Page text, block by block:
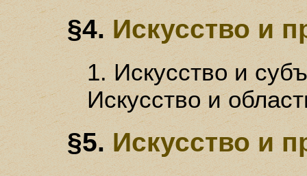
§4.Искусство и
1. Искусство и
Искусство и
§5. Искусство и